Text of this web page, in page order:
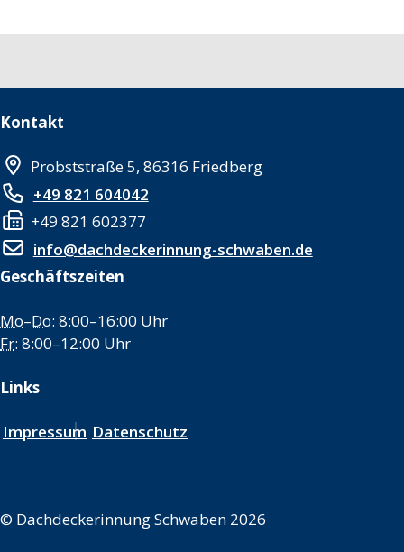
Kontakt
Probststraße 5, 86316 Friedberg
+49 821 604042
+49 821 602377
info@dachdeckerinnung-schwaben.de
Geschäftszeiten
Mo–Do: 8:00–16:00 Uhr
Fr: 8:00–12:00 Uhr
Links
Impressum Datenschutz
© Dachdeckerinnung Schwaben 2026